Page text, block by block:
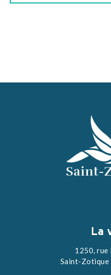
La
1250, rue
Saint-Zotique